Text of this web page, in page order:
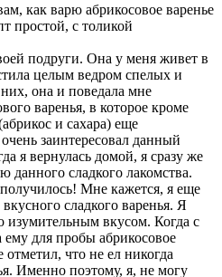
как варю абрикосовое варенье
простой, с толикой
подруги. Она у меня живет в
целым ведром спелых и
она и поведала мне
варенья, в которое кроме
и сахара) еще
заинтересовал данный
я вернулась домой, я сразу же
данного сладкого лакомства.
Мне кажется, я еще
сладкого варенья. Я
изумительным вкусом. Когда с
для пробы абрикосовое
что не ел никогда
Именно поэтому, я, не могу